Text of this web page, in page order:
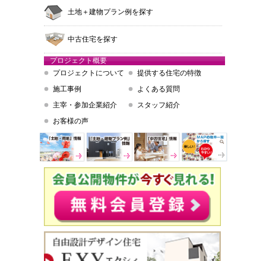
土地＋建物プラン例を探す
中古住宅を探す
プロジェクト概要
プロジェクトについて
提供する住宅の特徴
施工事例
よくある質問
主宰・参加企業紹介
スタッフ紹介
お客様の声